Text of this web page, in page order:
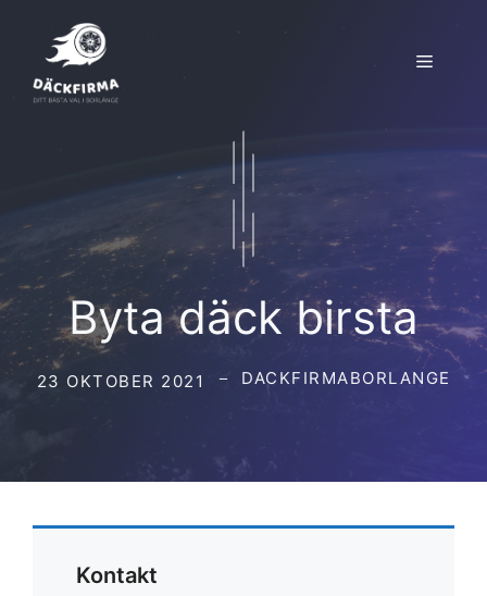
innehåll
Meny
Byta däck birsta
23 OKTOBER 2021 DACKFIRMABORLANGE
Kontakt